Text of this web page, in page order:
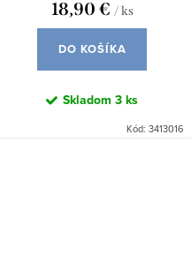
18,90 € / ks
DO KOŠÍKA
Skladom 3 ks
Kód: 3413016